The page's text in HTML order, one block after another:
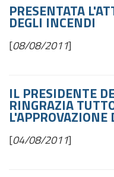
PRESENTATA
DEGLI INCENDI
[08/08/2011]
IL PRESIDENTE
RINGRAZIA
[04/08/2011]